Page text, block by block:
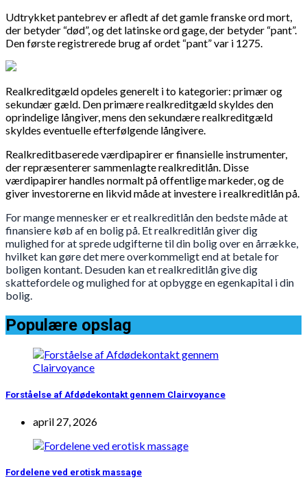
Udtrykket pantebrev er afledt af det gamle franske ord mort,
der betyder “død”, og det latinske ord gage, der betyder “pant”.
Den første registrerede brug af ordet “pant” var i 1275.
Realkreditgæld opdeles generelt i to kategorier: primær og
sekundær gæld. Den primære realkreditgæld skyldes den
oprindelige långiver, mens den sekundære realkreditgæld
skyldes eventuelle efterfølgende långivere.
Realkreditbaserede værdipapirer er finansielle instrumenter,
der repræsenterer sammenlagte realkreditlån. Disse
værdipapirer handles normalt på offentlige markeder, og de
giver investorerne en likvid måde at investere i realkreditlån på.
For mange mennesker er et realkreditlån den bedste måde at
finansiere køb af en bolig på. Et realkreditlån giver dig
mulighed for at sprede udgifterne til din bolig over en årrække,
hvilket kan gøre det mere overkommeligt end at betale for
boligen kontant. Desuden kan et realkreditlån give dig
skattefordele og mulighed for at opbygge en egenkapital i din
bolig.
Populære opslag
Forståelse af Afdødekontakt gennem Clairvoyance
april 27, 2026
Fordelene ved erotisk massage